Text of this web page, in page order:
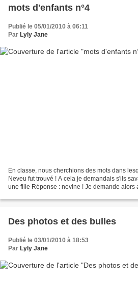
mots d'enfants n°4
Publié le 05/01/2010 à 06:11
Par Lyly Jane
En classe, nous cherchions des mots dans
Neveu fut trouvé ! A cela je demandais s'ils
une fille Réponse : nevine ! Je demande alors
Des photos et des bulles
Publié le 03/01/2010 à 18:53
Par Lyly Jane